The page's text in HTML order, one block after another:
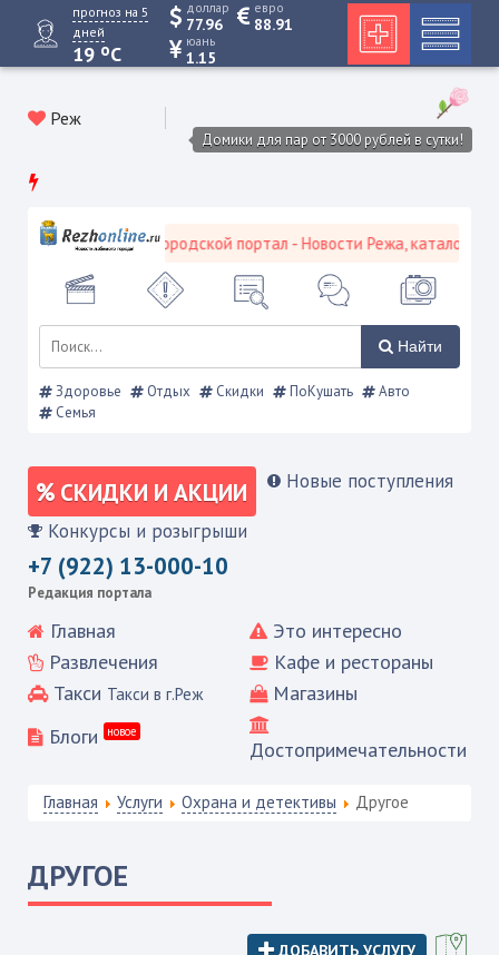
прогноз на 5
дней
19 oC
доллар
77.96
евро
88.91
юань
1.15
Реж
Домики для пар от 3000 рублей в сутки!
Режевской городской портал - Новости Режа, каталог
Найти
Здоровье Отдых Скидки ПоКушать
Авто
Семья
СКИДКИ И АКЦИИ Новые поступления
Конкурсы и розыгрыши
+7 (922) 13-000-10
Редакция портала
Главная
Это интересно
Развлечения
Кафе и рестораны
Такси Такси в г.Реж
Магазины
Блоги
новое
Достопримечательности
Главная Услуги Охрана и детективы Другое
ДРУГОЕ